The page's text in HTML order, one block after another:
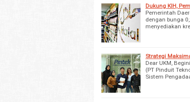
Dukung KIH,
Pemerintah
dengan bunga
menyediakan
Strategi
Dear UKM,
(PT Pinduit
Sistem